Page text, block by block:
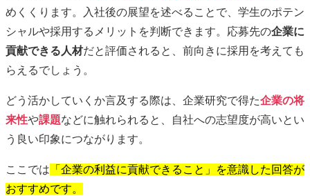
めくくります。入社後の展望を述べることで、学生のポテン
シャルや採用するメリットを判断できます。応募先の企業に
貢献できる人材だと評価されると、前向きに採用を考えても
らえるでしょう。
どう活かしていくか言及する際は、企業研究で得た企業の将
来性や課題などに触れられると、自社への志望度が高いとい
う良い印象につながります。
ここでは 「企業の利益に貢献できること」を意識した回答が
おすすめです。